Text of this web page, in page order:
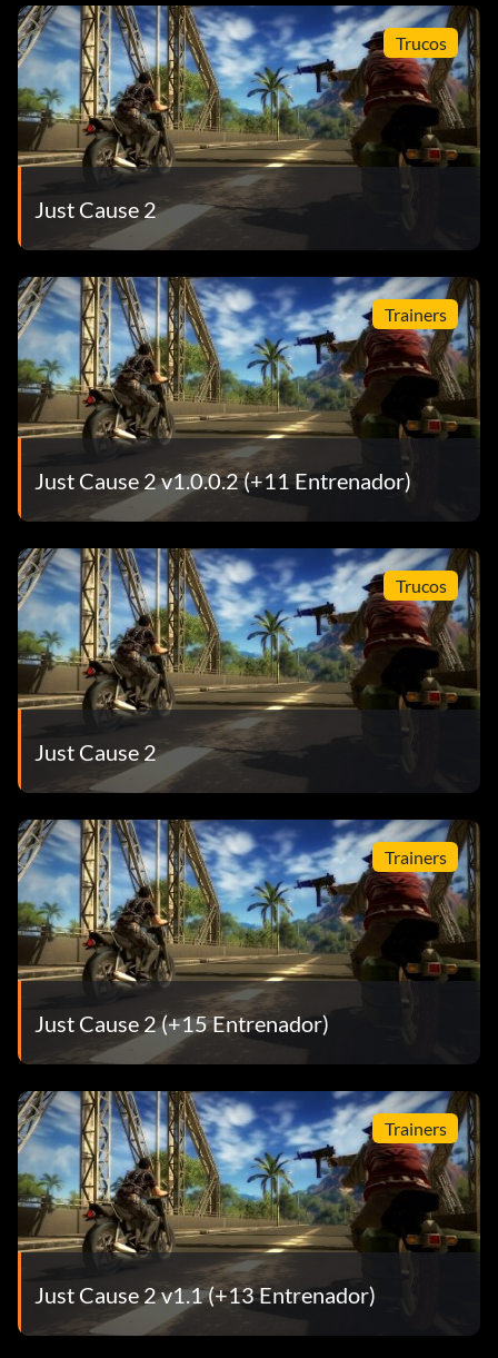
Trucos
Just Cause 2
Trainers
Just Cause 2 v1.0.0.2 (+11 Entrenador)
Trucos
Just Cause 2
Trainers
Just Cause 2 (+15 Entrenador)
Trainers
Just Cause 2 v1.1 (+13 Entrenador)